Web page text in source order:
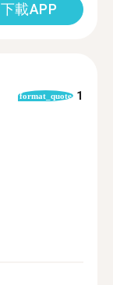
下載APP
format_quote 1